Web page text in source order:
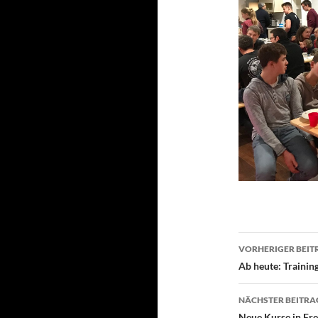
VORHERIGER
Ab heute:
NÄCHSTER